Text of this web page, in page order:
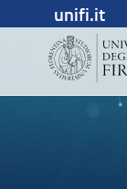
unifi.it